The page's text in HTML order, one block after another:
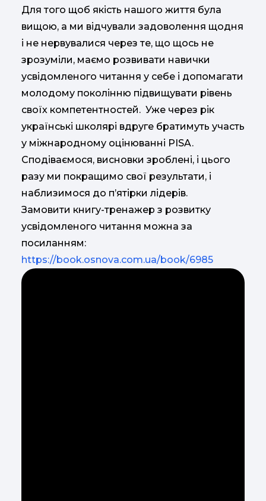
Для того щоб якість нашого життя була
вищою, а ми відчували задоволення щодня
і не нервувалися через те, що щось не
зрозуміли, маємо розвивати навички
усвідомленого читання у себе і допомагати
молодому поколінню підвищувати рівень
своїх компетентностей. Уже через рік
українські школярі вдруге братимуть участь
у міжнародному оцінюванні PISA.
Сподіваємося, висновки зроблені, і цього
разу ми покращимо свої результати, і
наблизимося до п’ятірки лідерів.
Замовити книгу-тренажер з розвитку
усвідомленого читання можна за
посиланням:
https://book.osnova.com.ua/book/6985